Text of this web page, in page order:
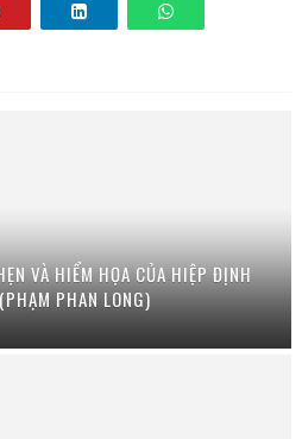
VÀ HIỂM HỌA CỦA HIỆP ĐỊNH
PHAN LONG)